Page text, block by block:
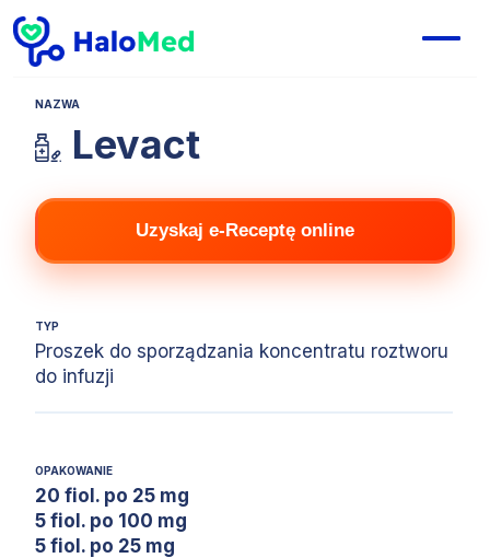
NAZWA
Levact
Uzyskaj e-Receptę online
TYP
Proszek do sporządzania koncentratu roztworu
do infuzji
OPAKOWANIE
20 fiol. po 25 mg
5 fiol. po 100 mg
5 fiol. po 25 mg